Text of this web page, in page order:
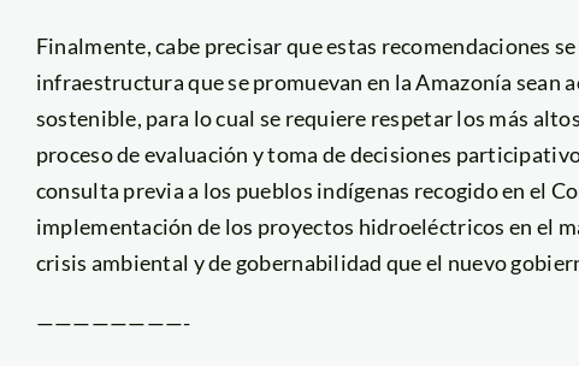
Finalmente, cabe precisar que estas recomendaciones
infraestructura que se promuevan en la Amazonía sean
sostenible, para lo cual se requiere respetar los más
proceso de evaluación y toma de decisiones
consulta previa a los pueblos indígenas recogido en el
implementación de los proyectos hidroeléctricos en el
crisis ambiental y de gobernabilidad que el nuevo
————————-